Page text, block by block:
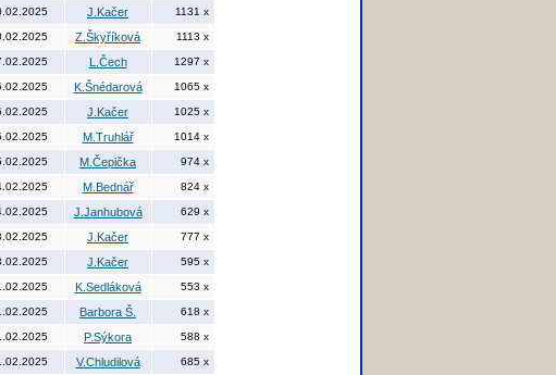
J.Kačer 1131 x
Z.Škyříková 1113 x
L.Čech 1297 x
K.Šnédarová 1065 x
J.Kačer 1025 x
M.Truhlář 1014 x
M.Čepička 974 x
M.Bednář 824 x
J.Janhubová 629 x
J.Kačer 777 x
J.Kačer 595 x
K.Sedláková 553 x
Barbora Š. 618 x
P.Sýkora 588 x
V.Chludilová 685 x